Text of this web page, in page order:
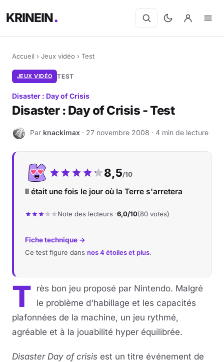
KRINEIN
Accueil › Jeux vidéo › Test
JEUX VIDÉO TEST
Disaster : Day of Crisis
Disaster : Day of Crisis - Test
K Par knackimax · 27 novembre 2008 · 4 min de lecture
Notre note :
8,5/10
Il était une fois le jour où la Terre s'arretera
Note des lecteurs ·6,0/10(80 votes)
Fiche technique →
Ce test figure dans nos 4 étoiles et plus.
T rès bon jeu proposé par Nintendo. Malgré
le problème d'habillage et les capacités
plafonnées de la machine, un jeu rythmé,
agréable et à la jouabilité hyper équilibrée.
Disaster Day of crisis est un titre événement de